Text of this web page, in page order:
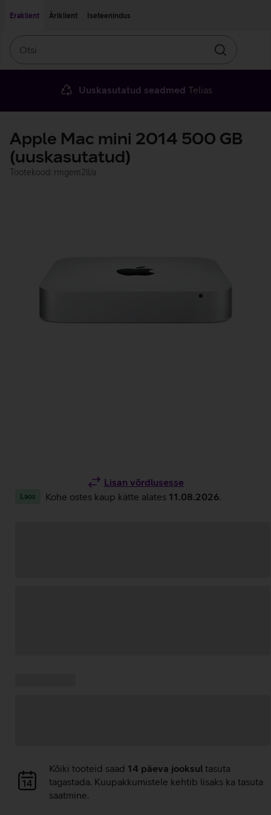
Eraklient
Äriklient Iseteenindus
Otsin
Uuskasutatud seadmed Telias
Apple Mac mini 2014 500 GB
(uuskasutatud)
Tootekood: rmgem2ll/a
Lisan võrdlusesse
Laos Kohe ostes kaup kätte alates 11.08.2026
Andmete
laadimine
Kõiki tooteid saad 14 päeva jooksul tasuta
tagastada. Kuupakkumistele kehtib lisaks ka tasuta
saatmine.